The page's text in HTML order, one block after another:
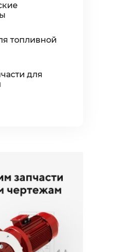
топливной
для